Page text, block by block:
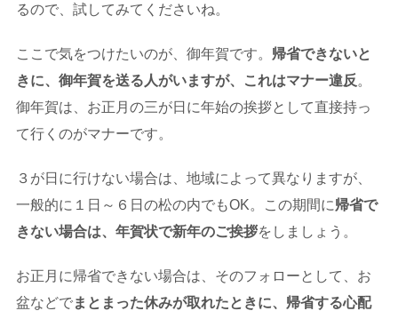
るので、試してみてくださいね。
ここで気をつけたいのが、御年賀です。 帰省できないと
きに、御年賀を送る人がいますが、これはマナー違反 。
御年賀は、お正月の三が日に年始の挨拶として直接持っ
て行くのがマナーです。
３が日に行けない場合は、地域によって異なりますが、
一般的に１日～６日の松の内でもOK。この期間に帰省で
きない場合は、年賀状で新年のご挨拶をしましょう。
お正月に帰省できない場合は、そのフォローとして、お
盆などでまとまった休みが取れたときに、帰省する心配